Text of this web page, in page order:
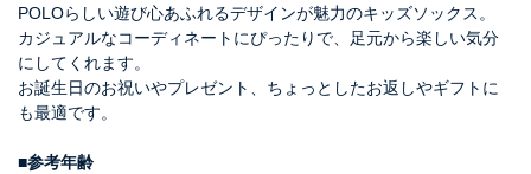
POLOらしい遊び心あふれるデザインが魅力のキッズソックス。
カジュアルなコーディネートにぴったりで、足元から楽しい気分
にしてくれます。
お誕生日のお祝いやプレゼント、ちょっとしたお返しやギフトに
も最適です。
■参考年齢